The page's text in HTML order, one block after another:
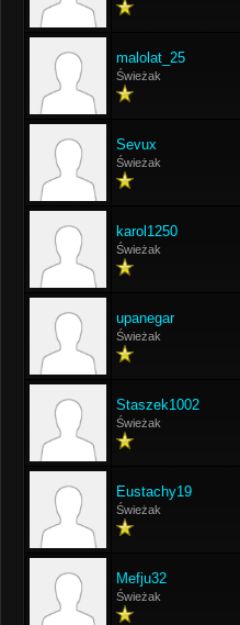
malolat_25
Świeżak
Sevux
Świeżak
karol1250
Świeżak
upanegar
Świeżak
Staszek1002
Świeżak
Eustachy19
Świeżak
Mefju32
Świeżak